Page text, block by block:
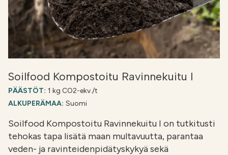
Soilfood Kompostoitu Ravinnekuitu I
PÄÄSTÖT: 1 kg CO2-ekv./t
ALKUPERÄMAA: Suomi
Soilfood Kompostoitu Ravinnekuitu I on tutkitusti
tehokas tapa lisätä maan multavuutta, parantaa
veden- ja ravinteidenpidätyskykyä sekä